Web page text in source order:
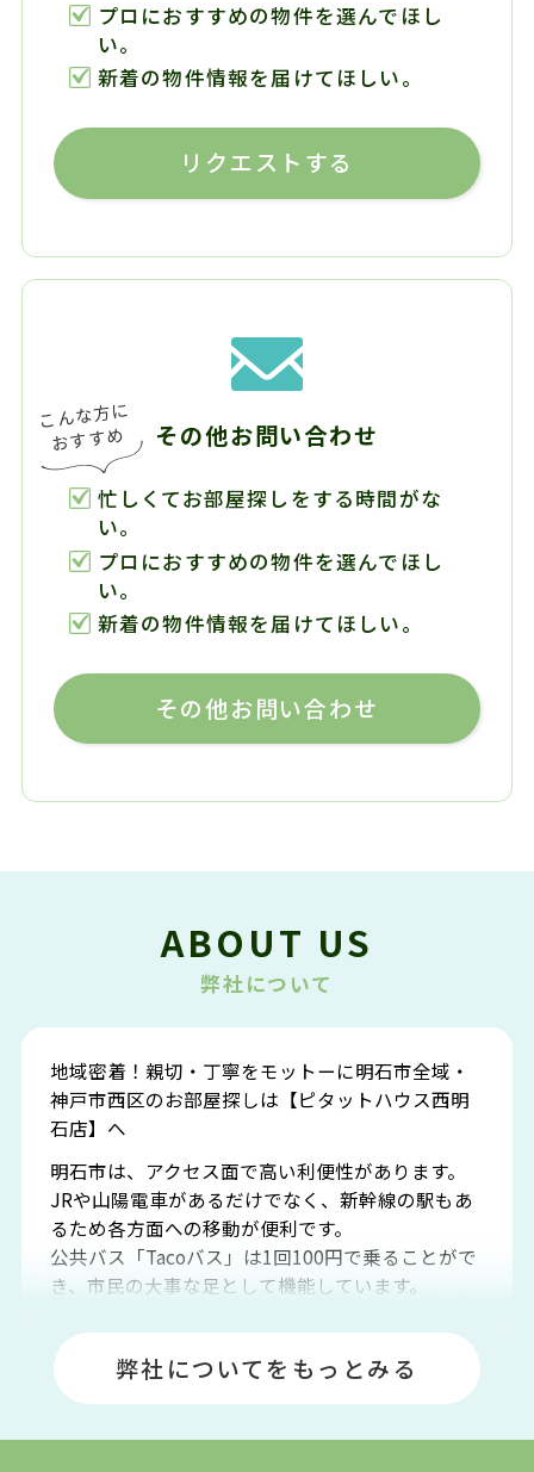
プロにおすすめの物件を選んでほし
い。
新着の物件情報を届けてほしい。
リクエストする
その他お問い合わせ
忙しくてお部屋探しをする時間がな
い。
プロにおすすめの物件を選んでほし
い。
新着の物件情報を届けてほしい。
その他お問い合わせ
ABOUT US
弊社について
地域密着！親切・丁寧をモットーに明石市全域・
神戸市西区のお部屋探しは【ピタットハウス西明
石店】へ
明石市は、アクセス面で高い利便性があります。
JRや山陽電車があるだけでなく、新幹線の駅もあ
るため各方面への移動が便利です。
公共バス「Tacoバス」は1回100円で乗ることがで
き、市民の大事な足として機能しています。
場や釣りスポットが多くあります。JR「大久保
駅」周辺には、ビブレ・イオンをはじめとした買
い物施設も多くあり、買い物にも困りません。
弊社についてをもっとみる